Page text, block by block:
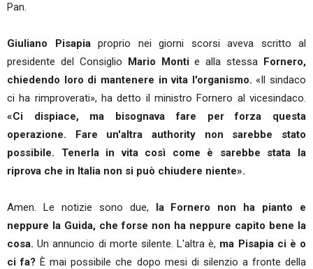
Pan.
Giuliano Pisapiaproprio nei giorni scorsi aveva scritto al
presidente del Consiglio Mario Montie alla stessa Fornero,
chiedendo loro di mantenere in vita l'organismo. «Il sindaco
ci ha rimproverati», ha detto il ministro Fornero al vicesindaco.
«Ci dispiace, ma bisognava fare per forza questa
operazione. Fare un'altra authority non sarebbe stato
possibile. Tenerla in vita così come è sarebbe stata la
riprova che in Italia non si può chiudere niente».
Amen. Le notizie sono due, la Fornero non ha pianto e
neppure la Guida, che forse non ha neppure capito bene la
cosa. Un annuncio di morte silente. L'altra è, ma Pisapia ci è o
ci fa? È mai possibile che dopo mesi di silenzio a fronte della